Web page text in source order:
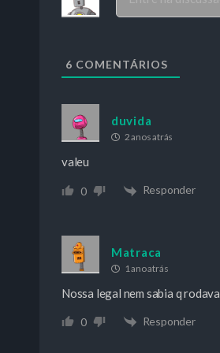
6 COMENTÁRIOS
duvida
2 anos atrás
valeu
0 Responder
Matraca
1 ano atrás
Nossa legal nem sabia q rodava
0 Responder